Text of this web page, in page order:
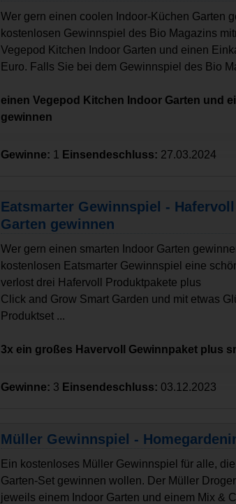
Wer gern einen coolen Indoor-Küchen Garten
kostenlosen Gewinnspiel des Bio Magazins
Vegepod Kitchen Indoor Garten und einen
Euro. Falls Sie bei dem Gewinnspiel des Bio
einen Vegepod Kitchen Indoor Garten und
gewinnen
Gewinne: 1 Einsendeschluss: 27.03.2024
Eatsmarter Gewinnspiel -
Garten gewinnen
Wer gern einen smarten Indoor Garten
kostenlosen Eatsmarter Gewinnspiel eine
verlost drei Hafervoll Produktpakete plus
Click and Grow Smart Garden und mit etwas
Produktset ...
3x ein großes Havervoll Gewinnpaket plus
Gewinne: 3 Einsendeschluss: 03.12.2023
Müller Gewinnspiel -
Ein kostenloses Müller Gewinnspiel für alle,
Garten-Set gewinnen wollen. Der Müller
jeweils einem Indoor Garten und einem Mix &